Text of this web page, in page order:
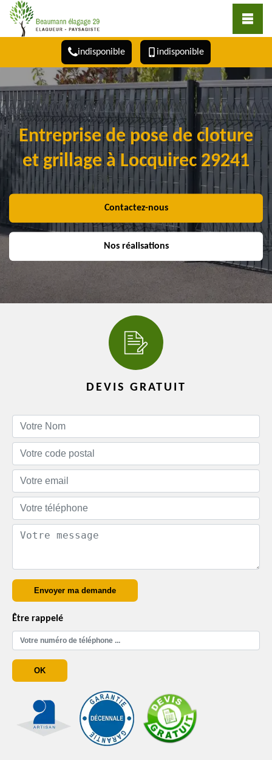
indisponible indisponible
Entreprise de pose de cloture
et grillage à Locquirec 29241
Contactez-nous
Nos réalisations
DEVIS GRATUIT
Être rappelé